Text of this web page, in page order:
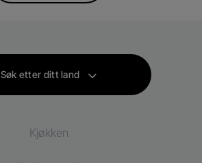
Søk etter ditt land
Kjøkken